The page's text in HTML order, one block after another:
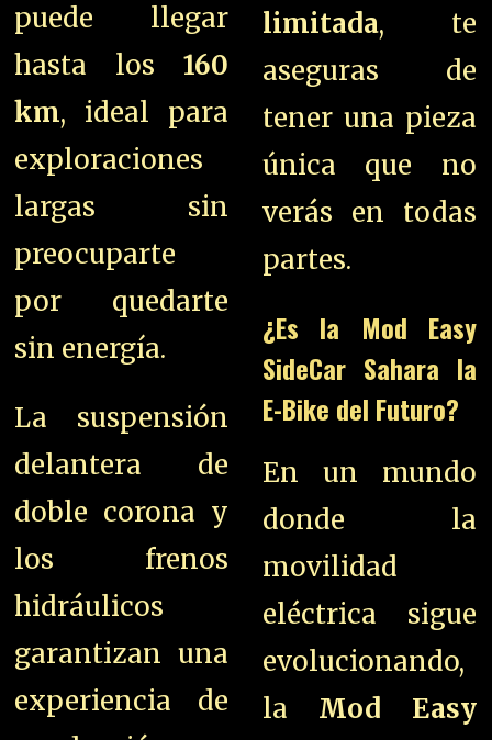
puede llegar
hasta los160
km, ideal para
exploraciones
largas sin
preocuparte
por quedarte
sin energía.
La suspensión
delantera de
doble corona y
los frenos
hidráulicos
garantizan una
experiencia de
limitada, te
aseguras de
tener una pieza
única que no
verás en todas
partes.
¿Es la Mod Easy
SideCar Sahara la
E-Bike del Futuro?
En un mundo
donde la
movilidad
eléctrica sigue
evolucionando,
la Mod Easy